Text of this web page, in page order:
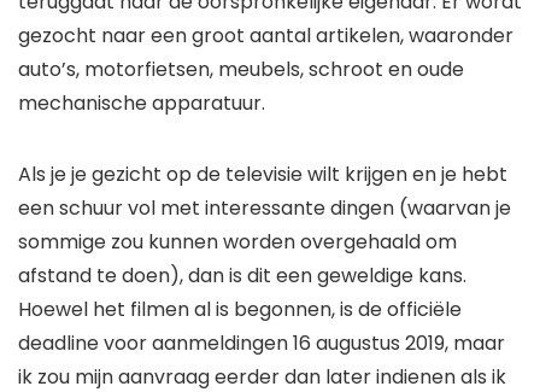
gezocht naar een groot aantal artikelen, waaronder
auto’s, motorfietsen, meubels, schroot en oude
mechanische apparatuur.
Als je je gezicht op de televisie wilt krijgen en je hebt
een schuur vol met interessante dingen (waarvan je
sommige zou kunnen worden overgehaald om
afstand te doen), dan is dit een geweldige kans.
Hoewel het filmen al is begonnen, is de officiële
deadline voor aanmeldingen 16 augustus 2019, maar
ik zou mijn aanvraag eerder dan later indienen als ik